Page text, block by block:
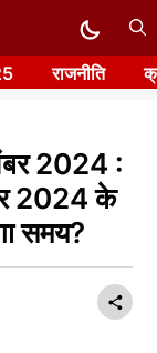
राजनीति
2024 :
2024 के
समय?